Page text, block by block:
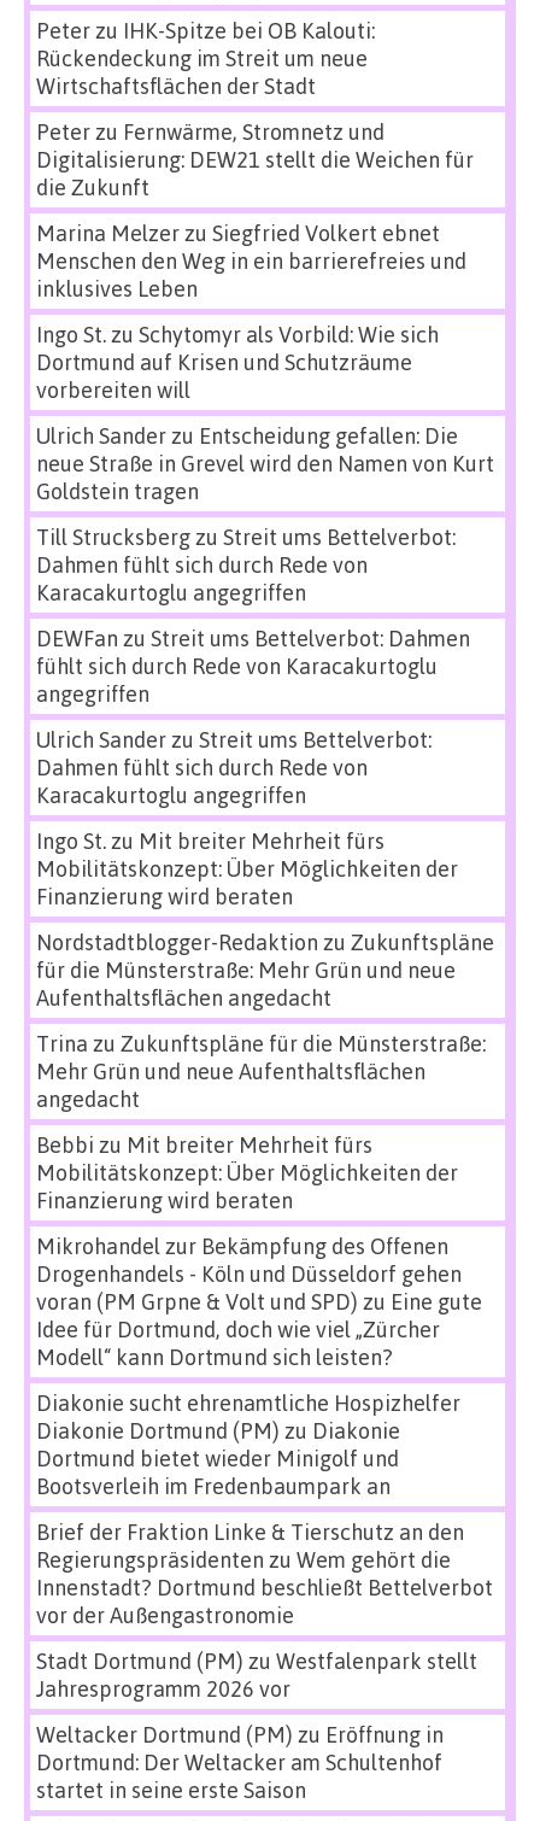
Peterzu IHK-Spitze bei OB Kalouti:
Rückendeckung im Streit um neue
Wirtschaftsflächen der Stadt
Peterzu Fernwärme, Stromnetz und
Digitalisierung: DEW21 stellt die Weichen für
die Zukunft
Marina Melzerzu Siegfried Volkert ebnet
Menschen den Weg in ein barrierefreies und
inklusives Leben
Ingo St.zu Schytomyr als Vorbild: Wie sich
Dortmund auf Krisen und Schutzräume
vorbereiten will
Ulrich Sanderzu Entscheidung gefallen: Die
neue Straße in Grevel wird den Namen von Kurt
Goldstein tragen
Till Strucksbergzu Streit ums Bettelverbot:
Dahmen fühlt sich durch Rede von
Karacakurtoglu angegriffen
DEWFan zu Streit ums Bettelverbot: Dahmen
fühlt sich durch Rede von Karacakurtoglu
angegriffen
Ulrich Sanderzu Streit ums Bettelverbot:
Dahmen fühlt sich durch Rede von
Karacakurtoglu angegriffen
Ingo St.zu Mit breiter Mehrheit fürs
Mobilitätskonzept: Über Möglichkeiten der
Finanzierung wird beraten
Nordstadtblogger-Redaktion zu Zukunftspläne
für die Münsterstraße: Mehr Grün und neue
Aufenthaltsflächen angedacht
Trina zu Zukunftspläne für die Münsterstraße:
Mehr Grün und neue Aufenthaltsflächen
angedacht
Bebbi zu Mit breiter Mehrheit fürs
Mobilitätskonzept: Über Möglichkeiten der
Finanzierung wird beraten
Mikrohandel zur Bekämpfung des Offenen
Drogenhandels - Köln und Düsseldorf gehen
voran (PM Grpne & Volt und SPD) zu Eine gute
Idee für Dortmund, doch wie viel „Zürcher
Modell“ kann Dortmund sich leisten?
Diakonie sucht ehrenamtliche Hospizhelfer
Diakonie Dortmund (PM) zu Diakonie
Dortmund bietet wieder Minigolf und
Bootsverleih im Fredenbaumpark an
Brief der Fraktion Linke & Tierschutz an den
Regierungspräsidenten zu Wem gehört die
Innenstadt? Dortmund beschließt Bettelverbot
vor der Außengastronomie
Stadt Dortmund (PM) zu Westfalenpark stellt
Jahresprogramm 2026 vor
Weltacker Dortmund (PM) zu Eröffnung in
Dortmund: Der Weltacker am Schultenhof
startet in seine erste Saison